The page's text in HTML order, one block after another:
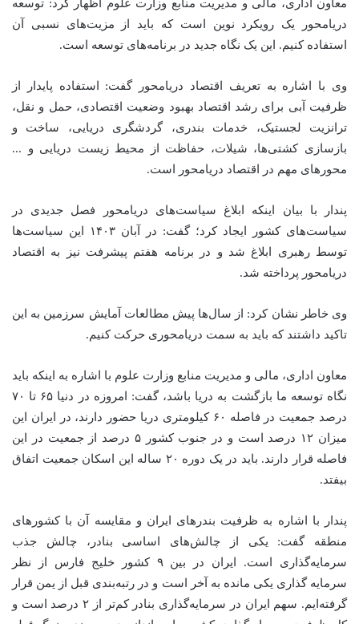
معاون اداری، مالی و مدیریت منابع وزارت علوم اظهار کرد: توسعه
دریامحور یک رویکرد نوین است که باید از مزیت‌های نسبی آن
استفاده کنیم. این یک نگاه جدید در برنامه‌های توسعه است.
وی با اشاره به تعریف اقتصاد دریامحور گفت: استفاده پایدار از
ظرفیت آبی برای رشد اقتصاد بهبود وضعیت اقتصادی،‌ حمل و نقل،
ترانزیت لجستیک، خدمات بندری، گردشگری دریایی، ساخت و
بازسازی کشتی‌ها، شیلات، حفاظت از محیط زیست دریایی و .‌..
محورهای مهم در اقتصاد دریامحور است.
پندار با بیان اینکه ابلاغ سیاست‌های دریامحور فصل جدیدی در
سیاست‌های کشور ایجاد کرد؛ گفت: در آبان ۱۴۰۳ این سیاست‌ها
توسط رهبری ابلاغ شد و در برنامه هفتم پیشرفت نیز به اقتصاد
دریامحور پرداخته شد.
وی خاطر نشان کرد: از سال‌ها پیش مطالعات آمایش سرزمین به این
تاکید داشتند که باید به سمت دریامحوری حرکت کنیم.
معاون اداری، مالی و مدیریت منابع وزارت علوم با اشاره به اینکه باید
نگاه توسعه ما بازگشت به دریا باشد، گفت: امروزه در دنیا ۶۵ تا ۷۰
درصد جمعیت در فاصله ۶۰ کیلومتری دریا حضور دارند، در ایران این
میزان ۱۲ درصد است و در جنوب کشور ۵ درصد از جمعیت در این
فاصله قرار دارند. باید در یک دوره ۲۰ ساله این اسکان جمعیت اتفاق
بیفتد.
پندار با اشاره به ظرفیت بندرهای ایران و مقایسه آن با کشورهای
منطقه گفت: یکی از چالش‌های اساسی بنادر، چالش جذب
سرمایه‌گذاری است. ایران در بین ۹ کشور خلیج فارس از نظر
سرمایه گذاری یکی مانده به آخر است و در رتبه‌بندی قبل از یمن قرار
گرفته‌ایم. سهم ایران در سرمایه‌گذاری بنادر کم‌تر از ۲ درصد است و